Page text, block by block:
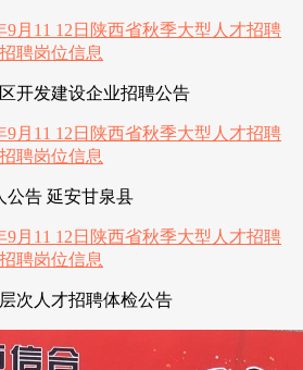
开发建设企业招聘公告
公告 延安甘泉县
次人才招聘体检公告